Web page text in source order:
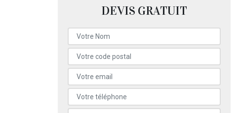
DEVIS GRATUIT